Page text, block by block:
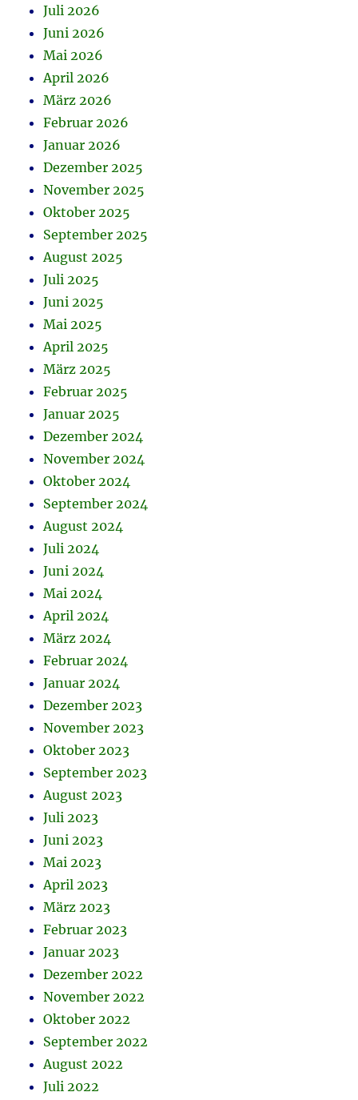
Juli 2026
Juni 2026
Mai 2026
April 2026
März 2026
Februar 2026
Januar 2026
Dezember 2025
November 2025
Oktober 2025
September 2025
August 2025
Juli 2025
Juni 2025
Mai 2025
April 2025
März 2025
Februar 2025
Januar 2025
Dezember 2024
November 2024
Oktober 2024
September 2024
August 2024
Juli 2024
Juni 2024
Mai 2024
April 2024
März 2024
Februar 2024
Januar 2024
Dezember 2023
November 2023
Oktober 2023
September 2023
August 2023
Juli 2023
Juni 2023
Mai 2023
April 2023
März 2023
Februar 2023
Januar 2023
Dezember 2022
November 2022
Oktober 2022
September 2022
August 2022
Juli 2022